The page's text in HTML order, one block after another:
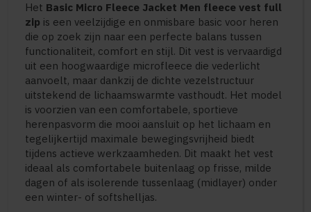
Het Basic Micro Fleece Jacket Men fleece vest full
zip is een veelzijdige en onmisbare basic voor heren
die op zoek zijn naar een perfecte balans tussen
functionaliteit, comfort en stijl. Dit vest is vervaardigd
uit een hoogwaardige microfleece die vederlicht
aanvoelt, maar dankzij de dichte vezelstructuur
uitstekend de lichaamswarmte vasthoudt. Het model
is voorzien van een comfortabele, sportieve
herenpasvorm die mooi aansluit op het lichaam en
tegelijkertijd maximale bewegingsvrijheid biedt
tijdens actieve werkzaamheden. Dit maakt het vest
ideaal als comfortabele buitenlaag op frisse, milde
dagen of als isolerende tussenlaag (midlayer) onder
een winter- of softshelljas.